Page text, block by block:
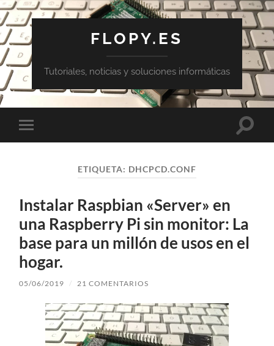
FLOPY.ES
Tutoriales, noticias y soluciones informáticas
Alternar
el
ETIQUETA: DHCPCD.CONF
Instalar Raspbian «Server» en
una Raspberry Pi sin monitor: La
base para un millón de usos en el
hogar.
05/06/2019 / 21 COMENTARIOS